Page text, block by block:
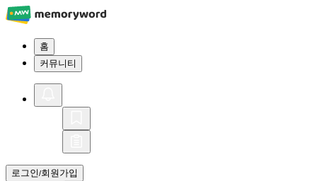
홈
커뮤니티
로그인/회원가입